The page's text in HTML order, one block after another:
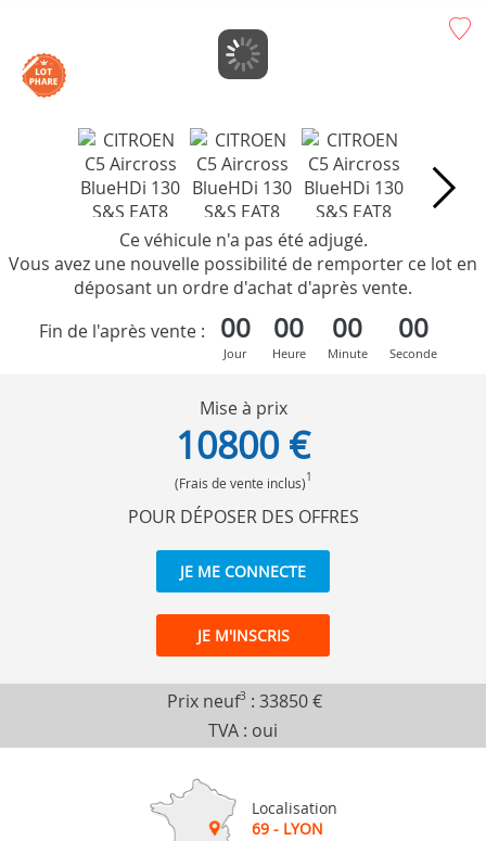
Ce véhicule n'a pas été adjugé.
Vous avez une nouvelle possibilité de remporter ce lot en
déposant un ordre d'achat d'après vente.
Fin de l'après vente :
00
Jour
00
Heure
00
Minute
00
Seconde
Mise à prix
10800 €
(Frais de vente inclus)1
POUR DÉPOSER DES OFFRES
JE ME CONNECTE
JE M'INSCRIS
Prix neuf3 : 33850 €
TVA : oui
Localisation
69 - LYON